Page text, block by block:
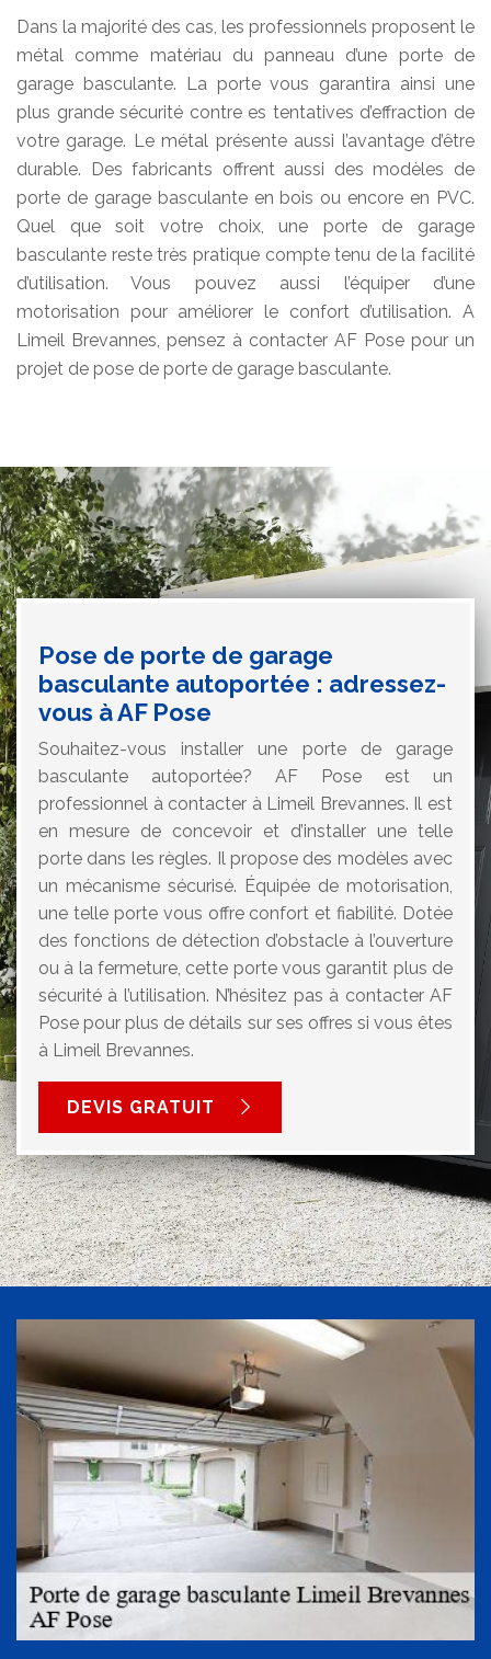
Dans la majorité des cas, les professionnels proposent le
métal comme matériau du panneau d’une porte de
garage basculante. La porte vous garantira ainsi une
plus grande sécurité contre es tentatives d’effraction de
votre garage. Le métal présente aussi l’avantage d’être
durable. Des fabricants offrent aussi des modèles de
porte de garage basculante en bois ou encore en PVC.
Quel que soit votre choix, une porte de garage
basculante reste très pratique compte tenu de la facilité
d’utilisation. Vous pouvez aussi l’équiper d’une
motorisation pour améliorer le confort d’utilisation. A
Limeil Brevannes, pensez à contacter AF Pose pour un
projet de pose de porte de garage basculante.
Pose de porte de garage
basculante autoportée : adressez-
vous à AF Pose
Souhaitez-vous installer une porte de garage
basculante autoportée? AF Pose est un
professionnel à contacter à Limeil Brevannes. Il est
en mesure de concevoir et d’installer une telle
porte dans les règles. Il propose des modèles avec
un mécanisme sécurisé. Équipée de motorisation,
une telle porte vous offre confort et fiabilité. Dotée
des fonctions de détection d’obstacle à l’ouverture
ou à la fermeture, cette porte vous garantit plus de
sécurité à l’utilisation. N’hésitez pas à contacter AF
Pose pour plus de détails sur ses offres si vous êtes
à Limeil Brevannes.
DEVIS GRATUIT